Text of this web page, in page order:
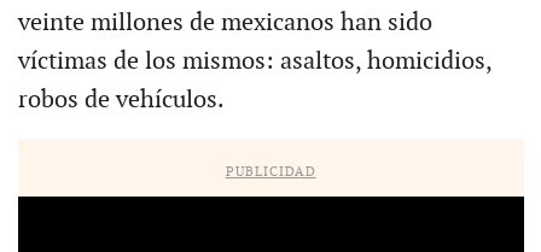
veinte millones de mexicanos han sido
víctimas de los mismos: asaltos, homicidios,
robos de vehículos.
PUBLICIDAD